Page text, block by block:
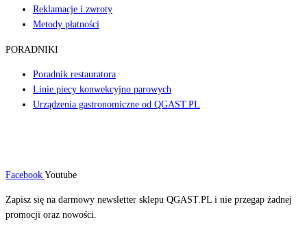
Reklamacje i zwroty
Metody płatności
PORADNIKI
Poradnik restauratora
Linie piecy konwekcyjno parowych
Urządzenia gastronomiczne od QGAST.PL
Facebook Youtube
Zapisz się na darmowy newsletter sklepu QGAST.PL i nie przegap żadnej
promocji oraz nowości.